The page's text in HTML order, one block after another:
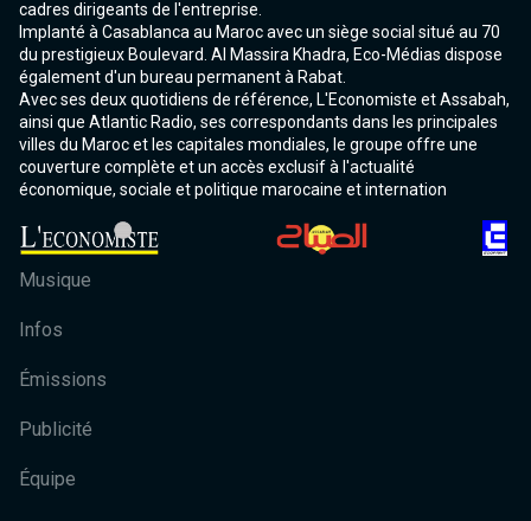
cadres dirigeants de l'entreprise.
Implanté à Casablanca au Maroc avec un siège social situé au 70
du prestigieux Boulevard. Al Massira Khadra, Eco-Médias dispose
également d'un bureau permanent à Rabat.
Avec ses deux quotidiens de référence, L'Economiste et Assabah,
ainsi que Atlantic Radio, ses correspondants dans les principales
villes du Maroc et les capitales mondiales, le groupe offre une
couverture complète et un accès exclusif à l'actualité
économique, sociale et politique marocaine et internation
Musique
Infos
Émissions
Publicité
Équipe